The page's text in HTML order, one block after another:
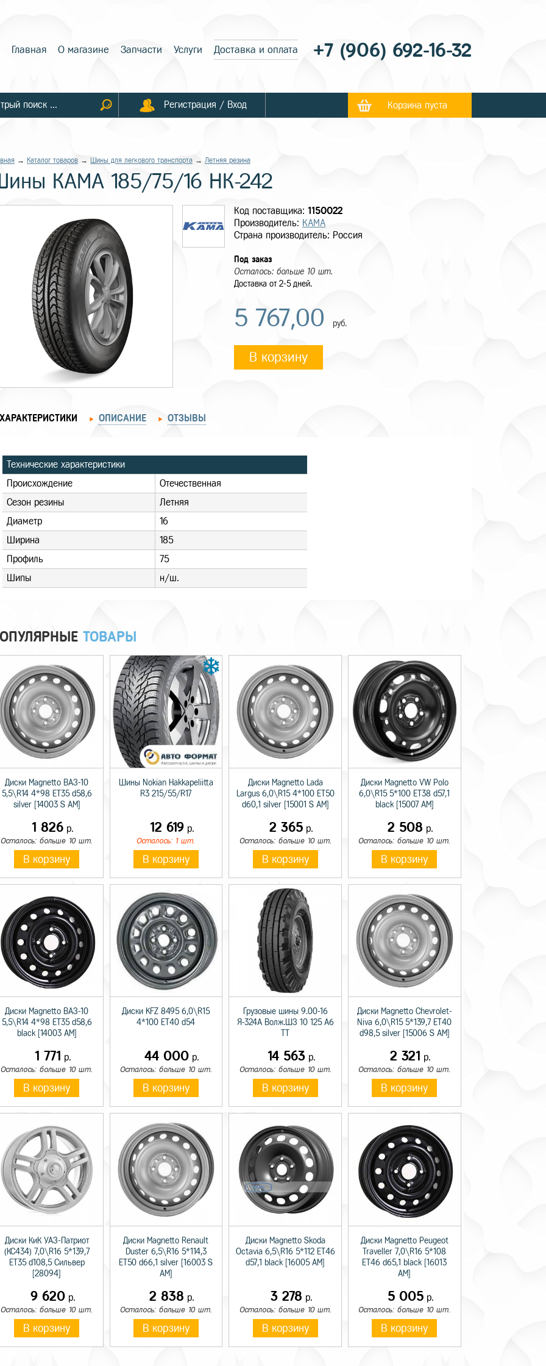
Главная О магазине Запчасти Услуги Доставка и оплата +7 (906) 692-16-32
Регистрация / Вход Корзина пуста
→ Каталог товаров → Шины для легкового транспорта → Летняя резина
КАМА 185/75/16 НК-242
Код поставщика: 1150022
Производитель: КАМА
Страна производитель: Россия
Под заказ
Осталось: больше 10 шт.
Доставка от 2-5 дней.
5 767,00 руб.
В корзину
ХАРАКТЕРИСТИКИ ОПИСАНИЕ ОТЗЫВЫ
Технические характеристики
Происхождение
Отечественная
Сезон резины
Летняя
Диаметр
16
Ширина
185
Профиль
75
Шипы
н/ш.
ТОВАРЫ
Диски Magnetto ВАЗ-10
5,5\R14 4*98 ET35 d58,6
silver [14003 S AM]
1 826 р.
Осталось: больше 10 шт.
В корзину
Шины Nokian Hakkapeliitta
R3 215/55/R17
12 619р.
Осталось: 1 шт.
В корзину
Диски Magnetto Lada
Largus 6,0\R15 4*100 ET50
d60,1 silver [15001 S AM]
2 365 р.
Осталось: больше 10 шт.
В корзину
Диски Magnetto VW Polo
6,0\R15 5*100 ET38 d57,1
black [15007 AM]
2 508 р.
Осталось: больше 10 шт.
В корзину
Диски Magnetto ВАЗ-10
5,5\R14 4*98 ET35 d58,6
black [14003 AM]
1 771 р.
Осталось: больше 10 шт.
В корзину
Диски KFZ 8495 6,0\R15
4*100 ET40 d54
44 000 р.
Осталось: больше 10 шт.
В корзину
Грузовые шины 9.00-16
Я-324А Волж.ШЗ 10 125 A6
14 563р.
Осталось: больше 10 шт.
В корзину
Диски Magnetto Chevrolet-
Niva 6,0\R15 5*139,7 ET40
d98,5 silver [15006 S AM]
2 321 р.
Осталось: больше 10 шт.
В корзину
Диски КиК УАЗ-Патриот
(КС434) 7,0\R16 5*139,7
ET35 d108,5 Сильвер
[28094]
9 620р.
Осталось: больше 10 шт.
В корзину
Диски Magnetto Renault
Duster 6,5\R16 5*114,3
ET50 d66,1 silver [16003 S
AM]
2 838 р.
Осталось: больше 10 шт.
В корзину
Диски Magnetto Skoda
Octavia 6,5\R16 5*112 ET46
d57,1 black [16005 AM]
3 278 р.
Осталось: больше 10 шт.
В корзину
Диски Magnetto Peugeot
Traveller 7,0\R16 5*108
ET46 d65,1 black [16013
AM]
5 005р.
Осталось: больше 10 шт.
В корзину